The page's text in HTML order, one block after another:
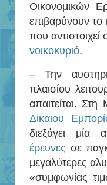
Οικονομικών
επιβαρύνουν
που αντιστοιχεί
νοικοκυριό.
– Την
πλαισίου
απαιτείται.
Δίκαιου
διεξάγει
έρευνες σε
μεγαλύτερες
«συμφωνίας